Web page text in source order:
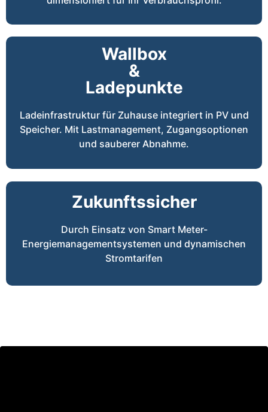
Wallbox
&
Ladepunkte
Ladeinfrastruktur für Zuhause integriert in PV und
Speicher. Mit Lastmanagement, Zugangsoptionen
und sauberer Abnahme.
Zukunftssicher
Durch Einsatz von Smart Meter-
Energiemanagementsystemen und dynamischen
Stromtarifen